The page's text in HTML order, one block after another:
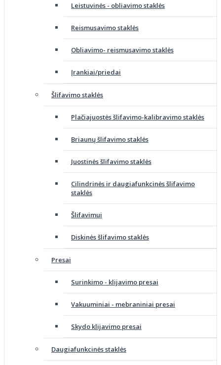
Leistuvinės - obliavimo staklės
Reismusavimo staklės
Obliavimo- reismusavimo staklės
Įrankiai/priedai
Šlifavimo staklės
Plačiajuostės šlifavimo-kalibravimo staklės
Briaunų šlifavimo staklės
Juostinės šlifavimo staklės
Cilindrinės ir daugiafunkcinės šlifavimo
staklės
Šlifavimui
Diskinės šlifavimo staklės
Presai
Surinkimo - klijavimo presai
Vakuuminiai - mebraniniai presai
Skydo klijavimo presai
Daugiafunkcinės staklės